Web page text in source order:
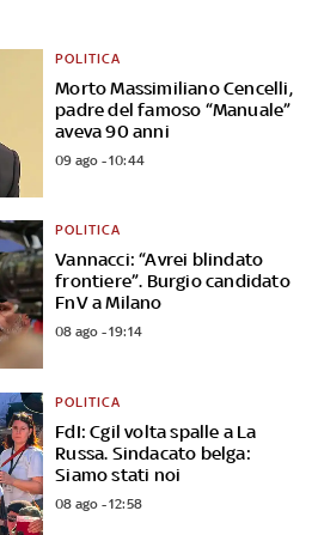
Morto Massimiliano Cencelli,
padre del famoso “Manuale”
aveva 90 anni
POLITICA
09 ago - 10:44
Vannacci: “Avrei blindato
frontiere”. Burgio candidato
FnV a Milano
POLITICA
08 ago - 19:14
FdI: Cgil volta spalle a La
Russa. Sindacato belga:
Siamo stati noi
POLITICA
08 ago - 12:58